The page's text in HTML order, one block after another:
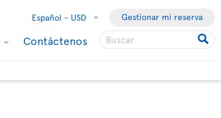
Español - USD Gestionar mi reserva
Contáctenos